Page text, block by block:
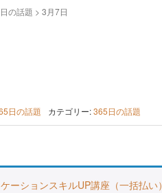
の話題 > 3月7日
日の話題 カテゴリー:365日の話題
ーションスキルUP講座（一括払い）